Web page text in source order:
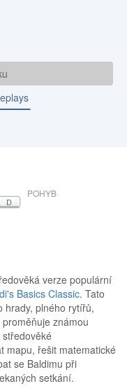
D
POHYB
verze populární
Basics Classic. Tato
hrady, plného rytířů,
známou
mapu, řešit matematické
se Baldimu při
setkání.